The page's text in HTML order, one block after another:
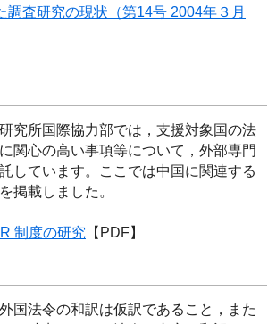
調査研究の現状（第14号 2004年３月
究所国際協力部では，支援対象国の法
関心の高い事項等について，外部専門
しています。ここでは中国に関連する
掲載しました。
制度の研究 【PDF】
国法令の和訳は仮訳であること，また